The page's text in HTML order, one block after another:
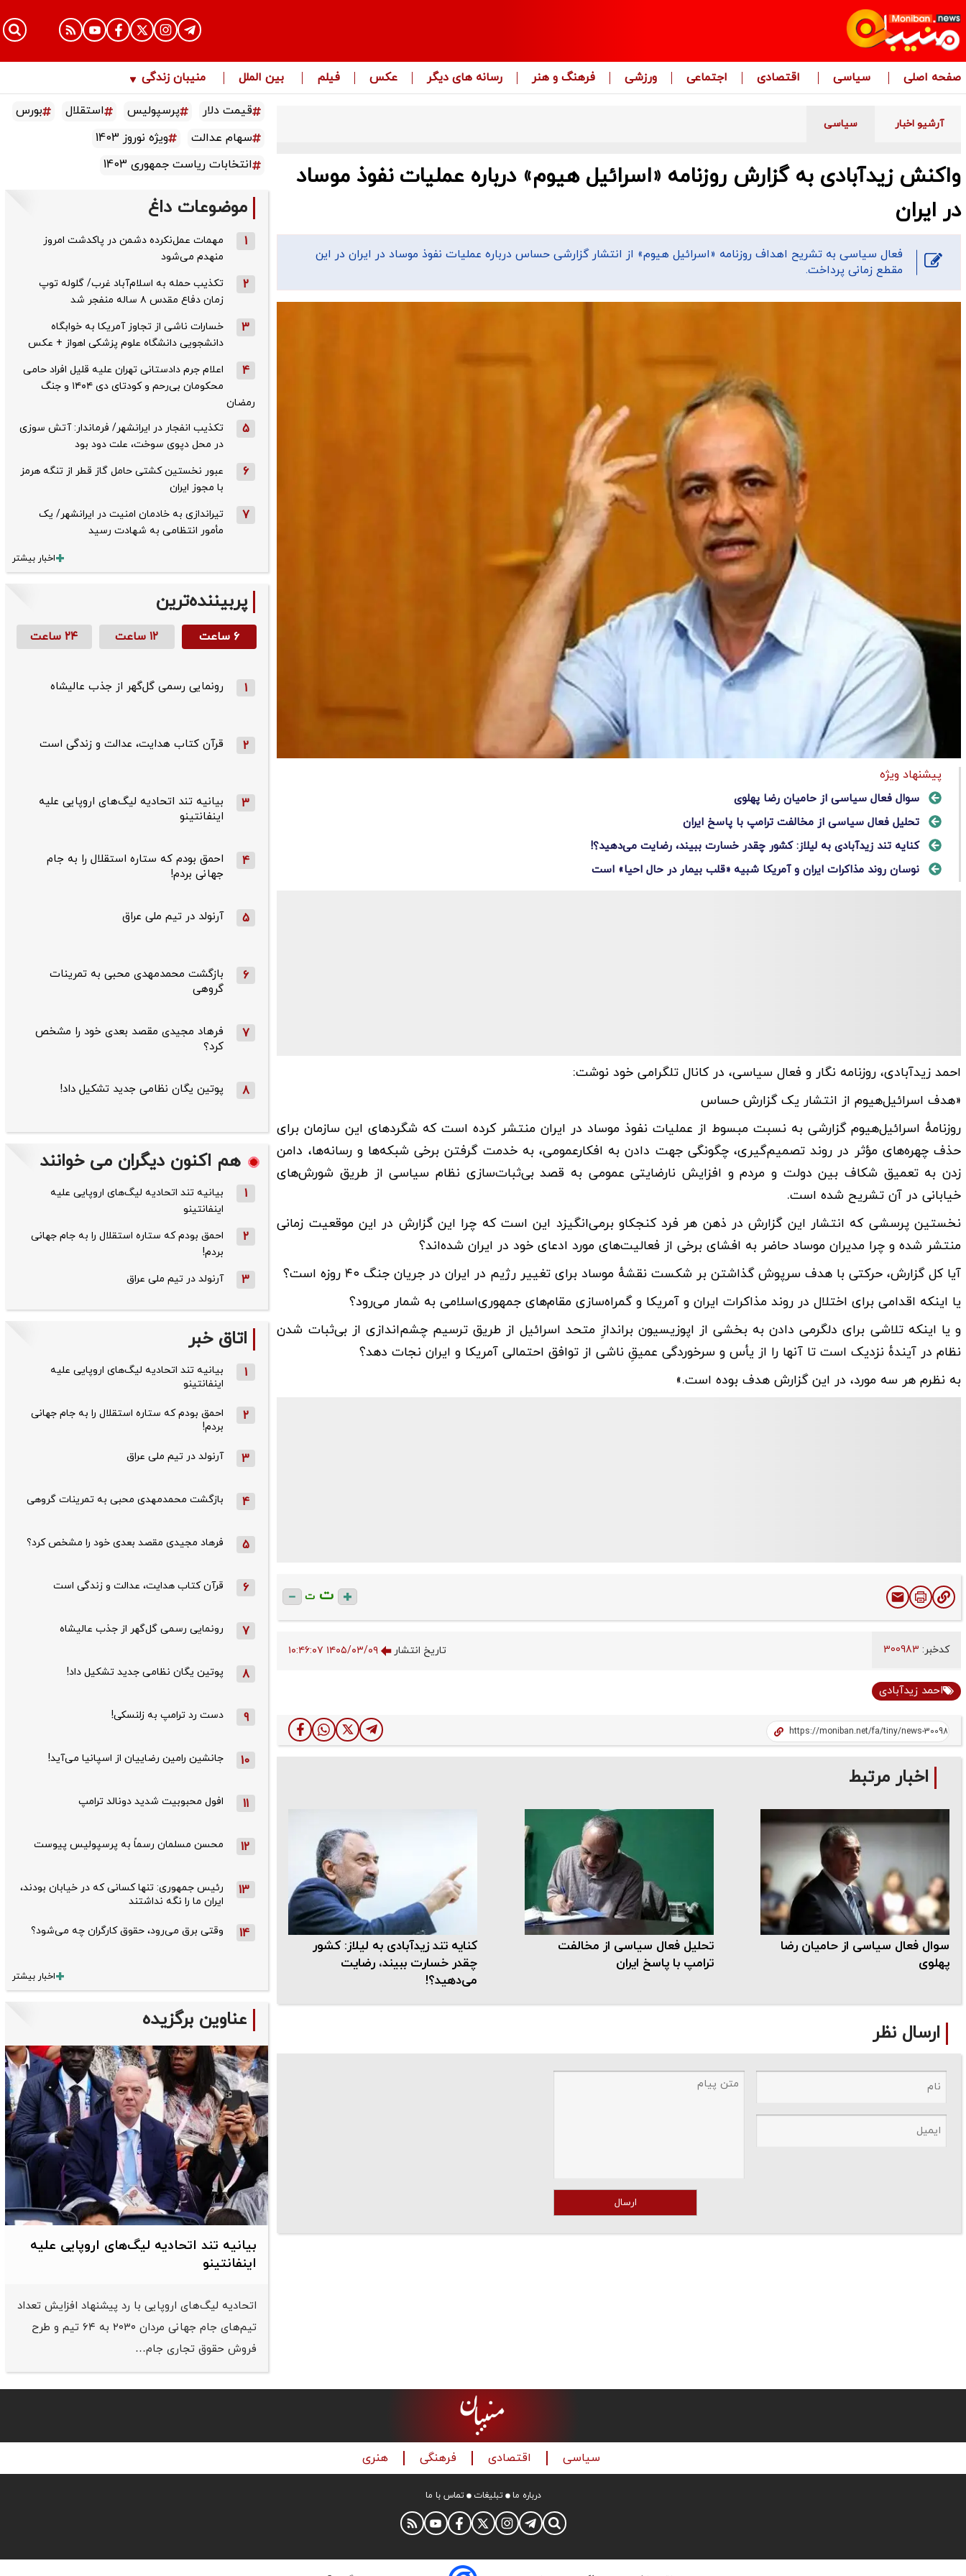
صفحه اصلی سیاسی اقتصادی اجتماعی ورزشی فرهنگ و هنر رسانه های دیگر عکس فیلم بین الملل منیبان زندگی
آرشیو اخبار سیاسی
واکنش زیدآبادی به گزارش روزنامه «اسرائیل هیوم» درباره عملیات نفوذ موساد
در ایران
فعال سیاسی به تشریح اهداف روزنامه «اسرائیل هیوم» از انتشار گزارشی حساس درباره عملیات نفوذ موساد در ایران در این
مقطع زمانی پرداخت.
پیشنهاد ویژه
سوال فعال سیاسی از حامیان رضا پهلوی
تحلیل فعال سیاسی از مخالفت ترامپ با پاسخ ایران
کنایه تند زیدآبادی به لیلاز: کشور چقدر خسارت ببیند، رضایت می‌دهید؟!
نوسان روند مذاکرات ایران و آمریکا شبیه «قلب بیمار در حال احیا» است
احمد زیدآبادی، روزنامه نگار و فعال سیاسی، در کانال تلگرامی خود نوشت:
«هدف اسرائیل‌هیوم از انتشار یک گزارش حساس
روزنامهٔ اسرائیل‌هیوم گزارشی به نسبت مبسوط از عملیات نفوذ موساد در ایران منتشر کرده است که شگردهای این سازمان برای
حذف چهره‌های مؤثر در روند تصمیم‌گیری، چگونگی جهت‌ دادن به افکارعمومی، به خدمت گرفتن برخی شبکه‌ها و رسانه‌ها، دامن
زدن به تعمیق شکاف بین دولت و مردم و افزایش نارضایتی عمومی به قصد بی‌ثبات‌سازی نظام سیاسی از طریق شورش‌های
خیابانی در آن تشریح شده است.
نخستین پرسشی که انتشار این گزارش در ذهن هر فرد کنجکاو برمی‌انگیزد این است که چرا این گزارش در این موقعیت زمانی
منتشر شده و چرا مدیران موساد حاضر به افشای برخی از فعالیت‌های مورد ادعای خود در ایران شده‌اند؟
آیا کل گزارش، حرکتی با هدف سرپوش گذاشتن بر شکست نقشهٔ موساد برای تغییر رژیم در ایران در جریان جنگ ۴۰ روزه است؟
یا اینکه اقدامی برای اختلال در روند مذاکرات ایران و آمریکا و گمراه‌سازی مقام‌های جمهوری‌اسلامی به شمار می‌رود؟
و یا اینکه تلاشی برای دلگرمی دادن به بخشی از اپوزیسیون براندازِ متحد اسرائیل از طریق ترسیم چشم‌اندازی از بی‌ثبات شدن
نظام در آیندهٔ نزدیک است تا آنها را از یأس و سرخوردگی عمیقِ ناشی از توافق احتمالی آمریکا و ایران نجات دهد؟
به نظرم هر سه مورد، در این گزارش هدف بوده است.»
ت ت
کدخبر: تاریخ انتشار ۱۴۰۵/۰۳/۰۹ ۱۰:۴۶:۰۷
احمد زیدآبادی
اخبار مرتبط
سوال فعال سیاسی از حامیان رضا
پهلوی
تحلیل فعال سیاسی از مخالفت
ترامپ با پاسخ ایران
کنایه تند زیدآبادی به لیلاز: کشور
چقدر خسارت ببیند، رضایت
می‌دهید؟!
ارسال نظر
ارسال
قیمت دلار پرسپولیس استقلال
بورس
سهام عدالت
ویژه نوروز 1403
انتخابات ریاست جمهوری 1403
موضوعات داغ
1
مهمات عمل‌نکرده دشمن در پاکدشت امروز
منهدم می‌شود
2
تکذیب حمله به اسلام‌آباد غرب/ گلوله توپ
زمان دفاع مقدس ۸ ساله منفجر شد
3
خسارات ناشی از تجاوز آمریکا به خوابگاه
دانشجویی دانشگاه علوم پزشکی اهواز + عکس
4
اعلام جرم دادستانی تهران علیه قلیل افراد حامی
محکومان بی‌رحم و کودتای دی‌ ۱۴۰۴ و جنگ
رمضان
5
تکذیب ‌انفجار در ایرانشهر/ فرماندار: آتش سوزی
در محل دپوی سوخت، علت دود بود
6
عبور نخستین کشتی حامل گاز قطر از تنگه هرمز
با مجوز ایران
7
تیراندازی به خادمان امنیت در ایرانشهر/ یک
مأمور انتظامی به شهادت رسید
اخبار بیشتر
پربیننده‌ترین
۶ ساعت ۱۲ ساعت ۲۴ ساعت
1 رونمایی رسمی گل‌گهر از جذب عالیشاه
2 قرآن کتاب هدایت، عدالت و زندگی است
3
بیانیه تند اتحادیه لیگ‌های اروپایی علیه
اینفانتینو
4
احمق بودم که ستاره استقلال را به جام
جهانی بردم!
5 آرنولد در تیم ملی عراق
6
بازگشت محمدمهدی محبی به تمرینات
گروهی
7
فرهاد مجیدی مقصد بعدی خود را مشخص
کرد؟
8 پوتین یگان نظامی جدید تشکیل داد!
هم اکنون دیگران می خوانند
1
بیانیه تند اتحادیه لیگ‌های اروپایی علیه
اینفانتینو
2
احمق بودم که ستاره استقلال را به جام جهانی
بردم!
3 آرنولد در تیم ملی عراق
اتاق خبر
1
بیانیه تند اتحادیه لیگ‌های اروپایی علیه
اینفانتینو
2
احمق بودم که ستاره استقلال را به جام جهانی
بردم!
3 آرنولد در تیم ملی عراق
4 بازگشت محمدمهدی محبی به تمرینات گروهی
5 فرهاد مجیدی مقصد بعدی خود را مشخص کرد؟
6 قرآن کتاب هدایت، عدالت و زندگی است
7 رونمایی رسمی گل‌گهر از جذب عالیشاه
8 پوتین یگان نظامی جدید تشکیل داد!
9 دست رد ترامپ به زلنسکی!
10 جانشین رامین رضاییان از اسپانیا می‌آید!
11 افول محبوبیت شدید دونالد ترامپ
12 محسن مسلمان رسماً به پرسپولیس پیوست
13
رئیس جمهوری: تنها کسانی که در خیابان بودند،
ایران ما را نگه نداشتند
14 وقتی برق می‌رود، حقوق کارگران چه می‌شود؟
اخبار بیشتر
عناوین برگزیده
بیانیه تند اتحادیه لیگ‌های اروپایی علیه
اینفانتینو
اتحادیه لیگ‌های اروپایی با رد پیشنهاد افزایش تعداد
تیم‌های جام جهانی مردان ۲۰۳۰ به ۶۴ تیم و طرح
فروش حقوق تجاری جام…
سیاسی اقتصادی فرهنگی هنری
درباره ما تبلیغات تماس با ما